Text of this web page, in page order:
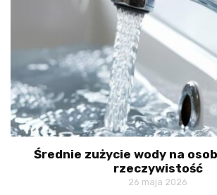
Średnie zużycie wody na
rzeczywistość
26 maja 2026